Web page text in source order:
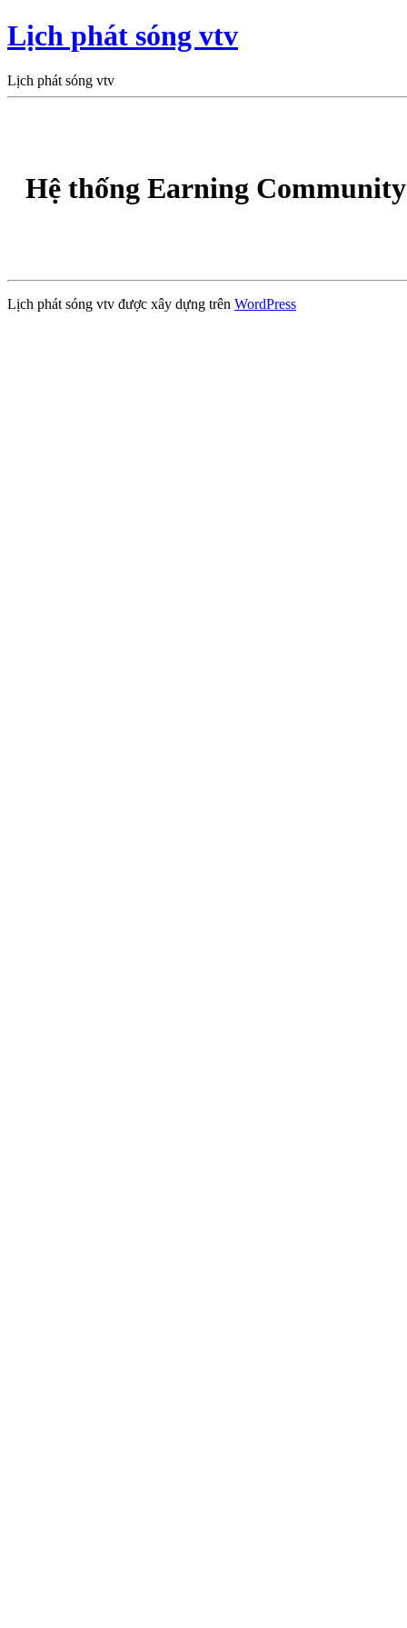
Lịch phát sóng vtv
Lịch phát sóng vtv
Hệ thống Earning
Lịch phát sóng vtv được xây dựng trên WordPress